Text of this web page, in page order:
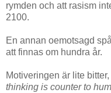
rymden och att rasism
2100.
En annan oemotsagd
att finnas om hundra år.
Motiveringen är lite
thinking is counter to